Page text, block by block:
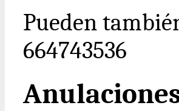
Pueden
664743536